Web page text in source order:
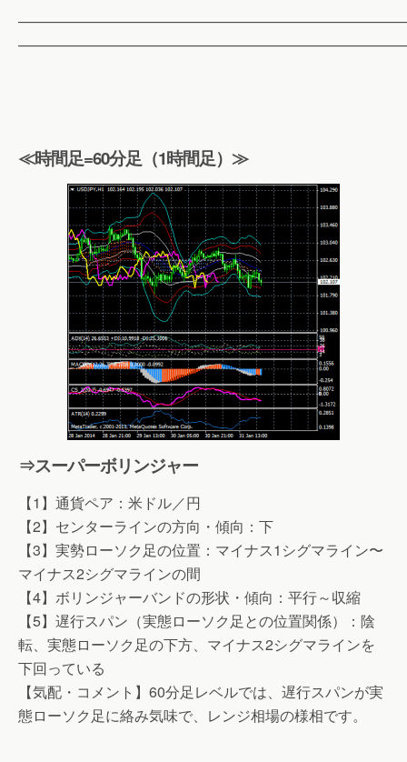
≪時間足=60分足（1時間足）≫
⇒スーパーボリンジャー
【1】通貨ペア：米ドル／円
【2】センターラインの方向・傾向：下
【3】実勢ローソク足の位置：マイナス1シグマライン〜
マイナス2シグマラインの間
【4】ボリンジャーバンドの形状・傾向：平行～収縮
【5】遅行スパン（実態ローソク足との位置関係）：陰
転、実態ローソク足の下方、マイナス2シグマラインを
下回っている
【気配・コメント】60分足レベルでは、遅行スパンが実
態ローソク足に絡み気味で、レンジ相場の様相です。